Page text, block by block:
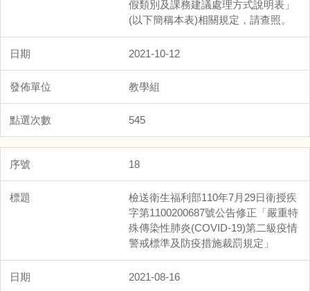
假類別及課務建議處理方式說明表」
(以下簡稱本表)相關規定，請查照。
2021-10-12
教學組
545
18
檢送衛生福利部110年7月29日衛授疾
字第1100200687號公告修正「嚴重特
殊傳染性肺炎(COVID-19)第二級疫情
警戒標準及防疫措施裁罰規定」
2021-08-16